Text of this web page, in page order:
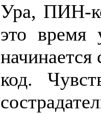
Ура, ПИН-
это время
начинается
код.